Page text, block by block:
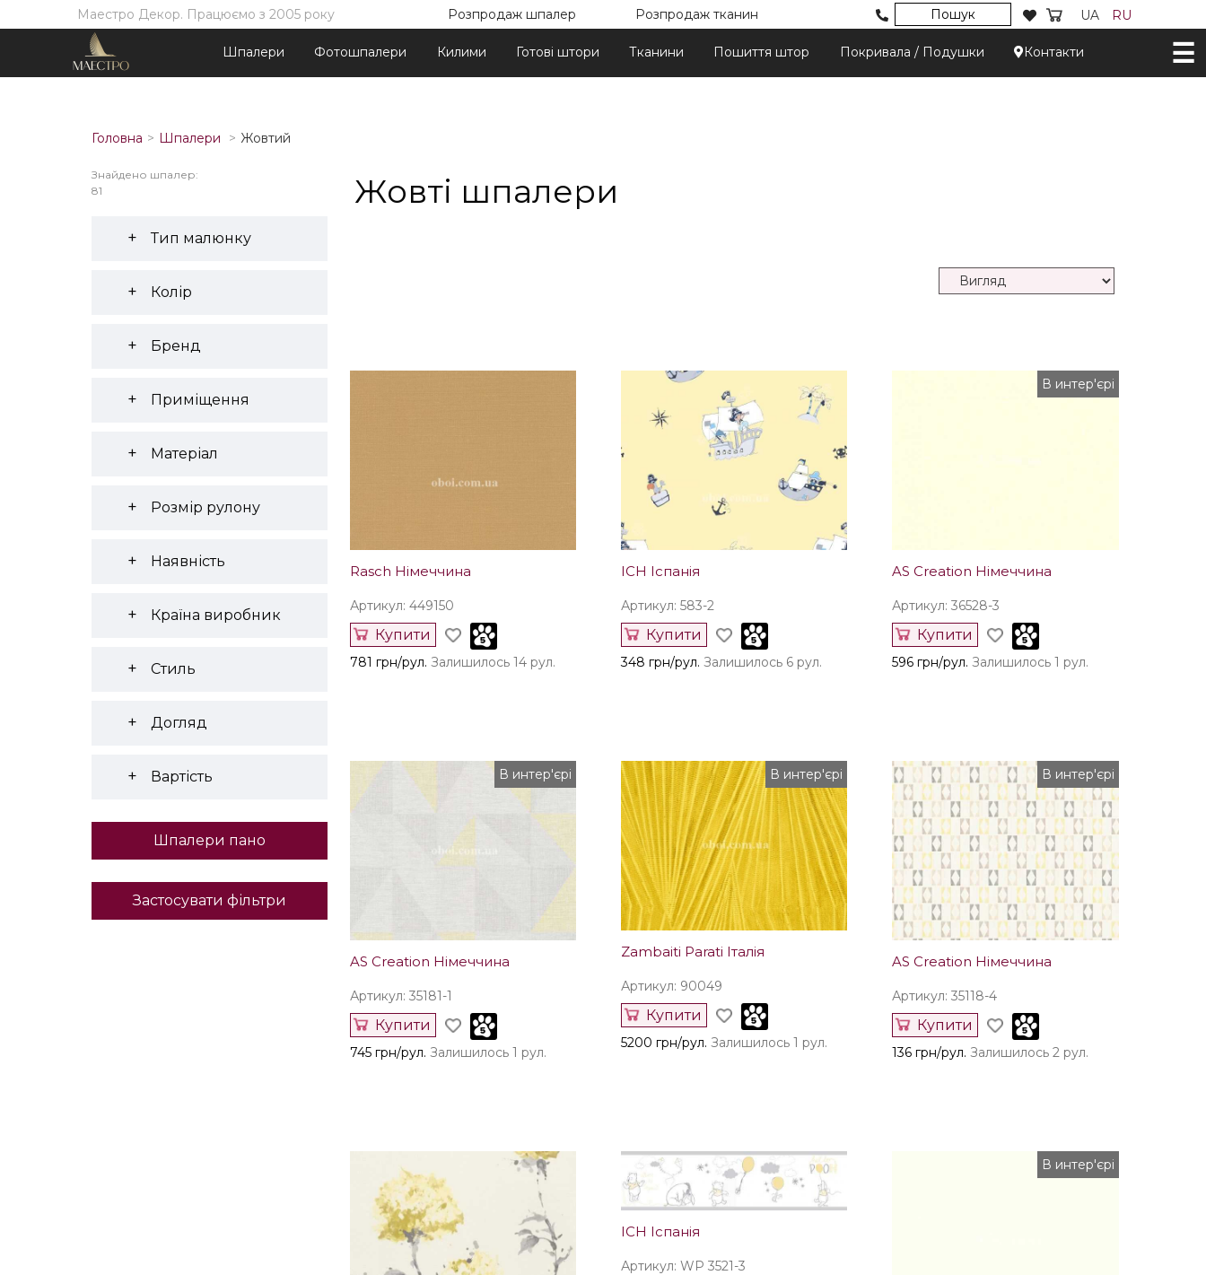
Маестро Декор. Працюємо з 2005 року Розпродаж шпалер Розпродаж тканин Пошук UA RU
Шпалери Фотошпалери Килими Готові штори Тканини Пошиття штор Покривала / Подушки Контакти
Головна Шпалери Жовтий
Знайдено шпалер:
81
Тип малюнку
Колір
Бренд
Приміщення
Матеріал
Розмір рулону
Наявність
Країна виробник
Стиль
Догляд
Вартість
Шпалери пано
Застосувати фільтри
Жовті шпалери
Rasch Німеччина
Артикул: 449150
Купити
781 грн/рул. Залишилось 14 рул.
ICH Іспанія
Артикул: 583-2
Купити
348 грн/рул. Залишилось 6 рул.
В интер'єрі
AS Creation Німеччина
Артикул: 36528-3
Купити
596 грн/рул. Залишилось 1 рул.
В интер'єрі
AS Creation Німеччина
Артикул: 35181-1
Купити
745 грн/рул. Залишилось 1 рул.
В интер'єрі
Zambaiti Parati Італія
Артикул: 90049
Купити
5200 грн/рул. Залишилось 1 рул.
В интер'єрі
AS Creation Німеччина
Артикул: 35118-4
Купити
136 грн/рул. Залишилось 2 рул.
ICH Іспанія
Артикул: WP 3521-3
В интер'єрі